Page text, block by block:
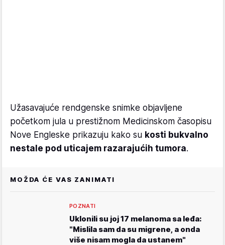
Užasavajuće rendgenske snimke objavljene
početkom jula u prestižnom Medicinskom časopisu
Nove Engleske prikazuju kako su kosti bukvalno
nestale pod uticajem razarajućih tumora.
MOŽDA ĆE VAS ZANIMATI
POZNATI
Uklonili su joj 17 melanoma sa leđa:
"Mislila sam da su migrene, a onda
više nisam mogla da ustanem"